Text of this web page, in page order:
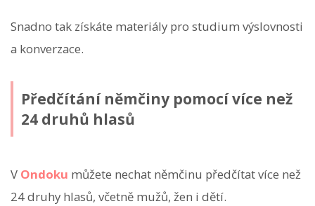
Snadno tak získáte materiály pro studium výslovnosti
a konverzace.
Předčítání němčiny pomocí více než
24 druhů hlasů
V Ondoku můžete nechat němčinu předčítat více než
24 druhy hlasů, včetně mužů, žen i dětí.